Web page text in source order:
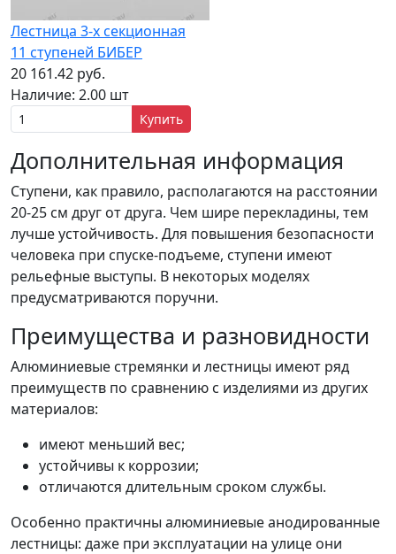
Лестница 3-х секционная
11 ступеней БИБЕР
20 161.42 руб.
Наличие: 2.00 шт
Купить
Дополнительная информация
Ступени, как правило, располагаются на расстоянии
20-25 см друг от друга. Чем шире перекладины, тем
лучше устойчивость. Для повышения безопасности
человека при спуске-подъеме, ступени имеют
рельефные выступы. В некоторых моделях
предусматриваются поручни.
Преимущества и разновидности
Алюминиевые стремянки и лестницы имеют ряд
преимуществ по сравнению с изделиями из других
материалов:
имеют меньший вес;
устойчивы к коррозии;
отличаются длительным сроком службы.
Особенно практичны алюминиевые анодированные
лестницы: даже при эксплуатации на улице они